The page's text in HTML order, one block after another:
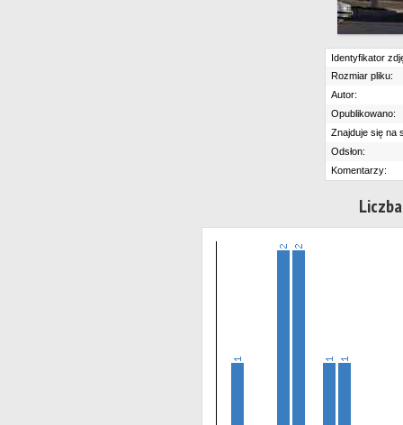
Identyfikator
Rozmiar pliku:
Autor:
Opublikowano:
Znajduje się na
Odsłon:
Komentarzy: